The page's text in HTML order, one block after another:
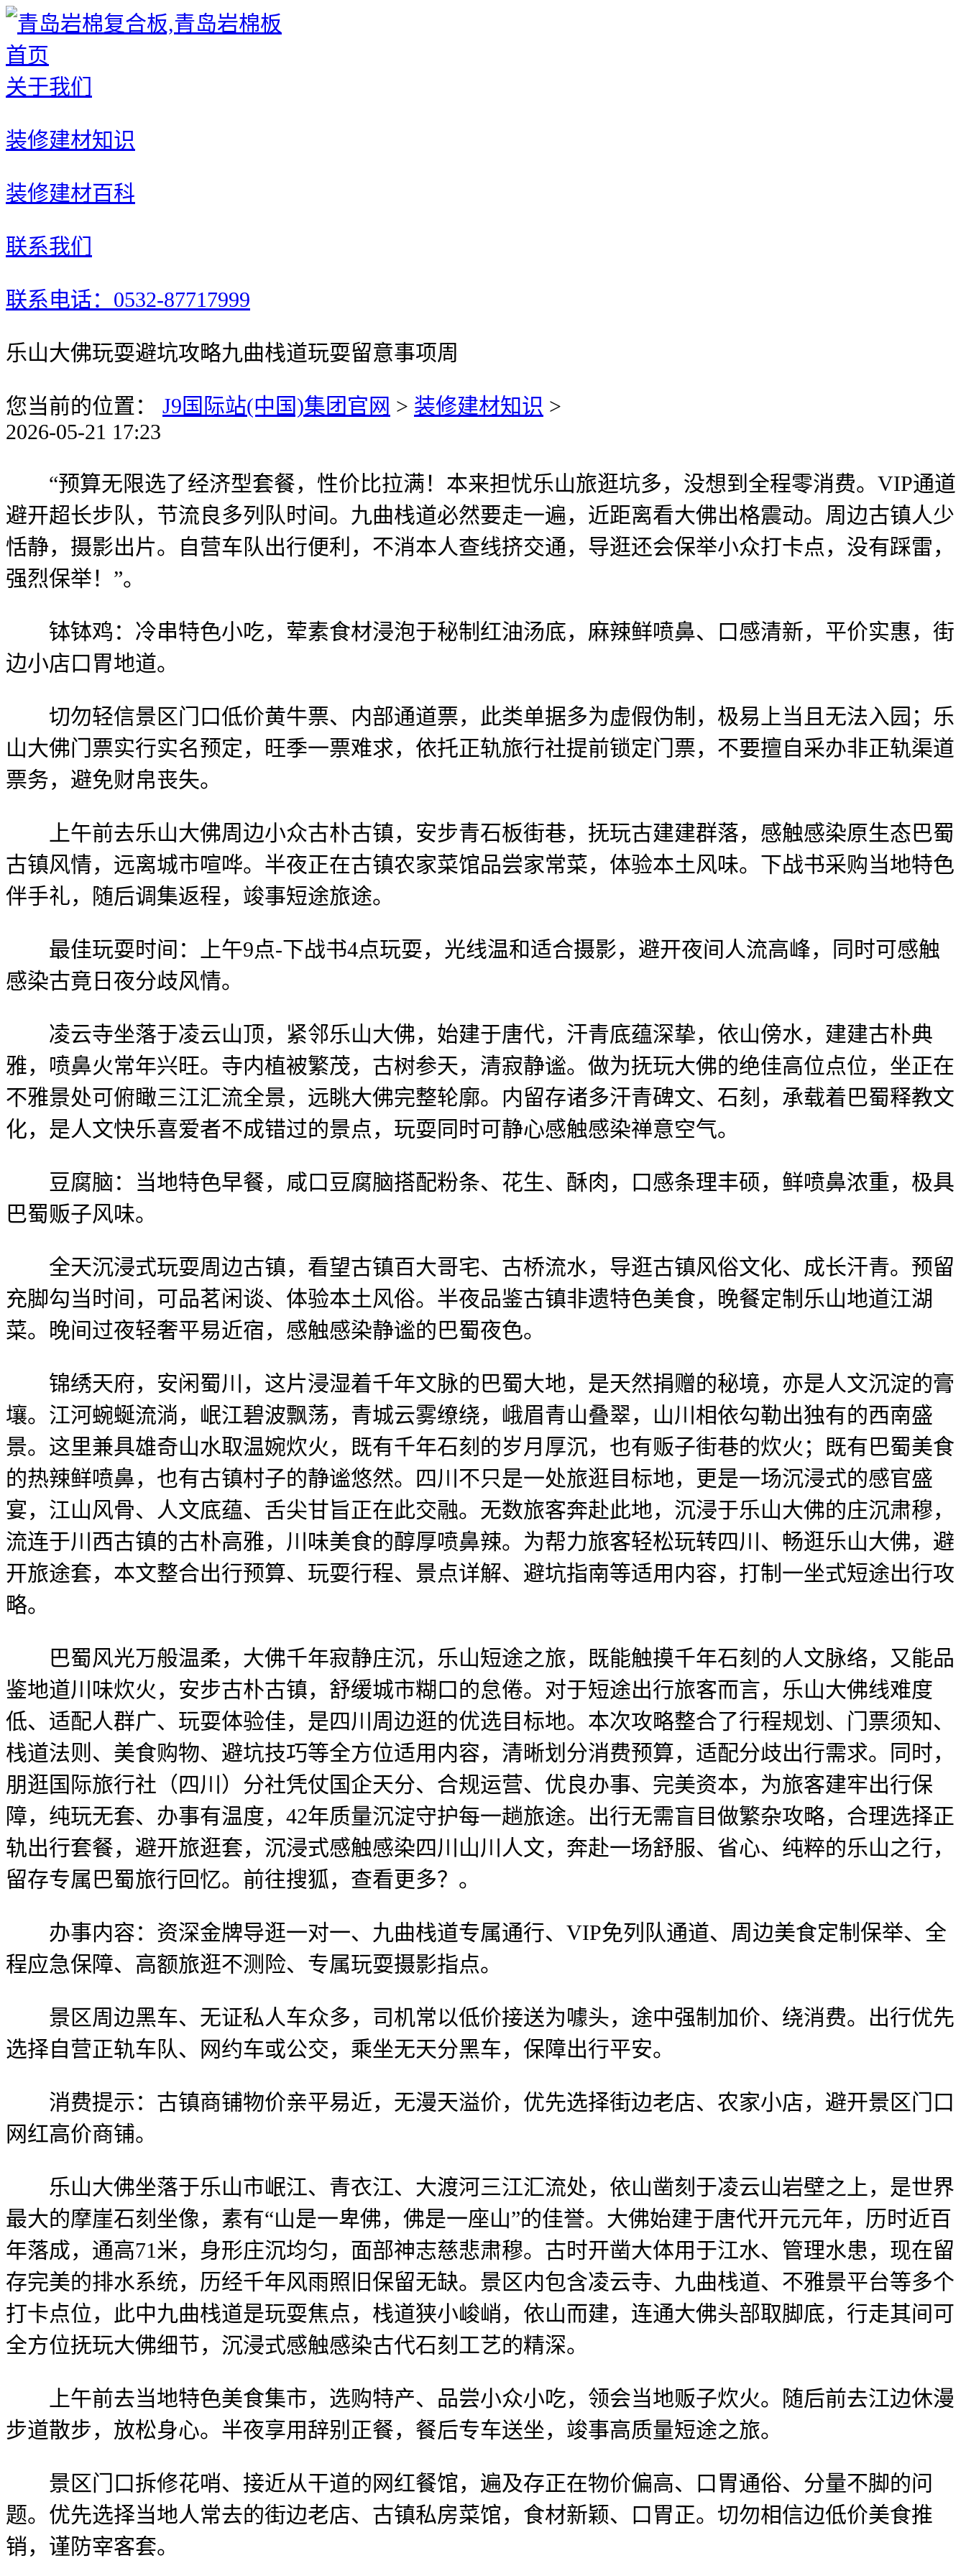
首页
关于我们
装修建材知识
装修建材百科
联系我们
联系电话：0532-87717999
乐山大佛玩耍避坑攻略九曲栈道玩耍留意事项周
您当前的位置： J9国际站(中国)集团官网 > 装修建材知识 >
2026-05-21 17:23
“预算无限选了经济型套餐，性价比拉满！本来担忧乐山旅逛坑多，没想到全程零消费。VIP通道
避开超长步队，节流良多列队时间。九曲栈道必然要走一遍，近距离看大佛出格震动。周边古镇人少
恬静，摄影出片。自营车队出行便利，不消本人查线挤交通，导逛还会保举小众打卡点，没有踩雷，
强烈保举！”。
钵钵鸡：冷串特色小吃，荤素食材浸泡于秘制红油汤底，麻辣鲜喷鼻、口感清新，平价实惠，街
边小店口胃地道。
切勿轻信景区门口低价黄牛票、内部通道票，此类单据多为虚假伪制，极易上当且无法入园；乐
山大佛门票实行实名预定，旺季一票难求，依托正轨旅行社提前锁定门票，不要擅自采办非正轨渠道
票务，避免财帛丧失。
上午前去乐山大佛周边小众古朴古镇，安步青石板街巷，抚玩古建建群落，感触感染原生态巴蜀
古镇风情，远离城市喧哗。半夜正在古镇农家菜馆品尝家常菜，体验本土风味。下战书采购当地特色
伴手礼，随后调集返程，竣事短途旅途。
最佳玩耍时间：上午9点-下战书4点玩耍，光线温和适合摄影，避开夜间人流高峰，同时可感触
感染古竟日夜分歧风情。
凌云寺坐落于凌云山顶，紧邻乐山大佛，始建于唐代，汗青底蕴深挚，依山傍水，建建古朴典
雅，喷鼻火常年兴旺。寺内植被繁茂，古树参天，清寂静谧。做为抚玩大佛的绝佳高位点位，坐正在
不雅景处可俯瞰三江汇流全景，远眺大佛完整轮廓。内留存诸多汗青碑文、石刻，承载着巴蜀释教文
化，是人文快乐喜爱者不成错过的景点，玩耍同时可静心感触感染禅意空气。
豆腐脑：当地特色早餐，咸口豆腐脑搭配粉条、花生、酥肉，口感条理丰硕，鲜喷鼻浓重，极具
巴蜀贩子风味。
全天沉浸式玩耍周边古镇，看望古镇百大哥宅、古桥流水，导逛古镇风俗文化、成长汗青。预留
充脚勾当时间，可品茗闲谈、体验本土风俗。半夜品鉴古镇非遗特色美食，晚餐定制乐山地道江湖
菜。晚间过夜轻奢平易近宿，感触感染静谧的巴蜀夜色。
锦绣天府，安闲蜀川，这片浸湿着千年文脉的巴蜀大地，是天然捐赠的秘境，亦是人文沉淀的膏
壤。江河蜿蜒流淌，岷江碧波飘荡，青城云雾缭绕，峨眉青山叠翠，山川相依勾勒出独有的西南盛
景。这里兼具雄奇山水取温婉炊火，既有千年石刻的岁月厚沉，也有贩子街巷的炊火；既有巴蜀美食
的热辣鲜喷鼻，也有古镇村子的静谧悠然。四川不只是一处旅逛目标地，更是一场沉浸式的感官盛
宴，江山风骨、人文底蕴、舌尖甘旨正在此交融。无数旅客奔赴此地，沉浸于乐山大佛的庄沉肃穆，
流连于川西古镇的古朴高雅，川味美食的醇厚喷鼻辣。为帮力旅客轻松玩转四川、畅逛乐山大佛，避
开旅途套，本文整合出行预算、玩耍行程、景点详解、避坑指南等适用内容，打制一坐式短途出行攻
略。
巴蜀风光万般温柔，大佛千年寂静庄沉，乐山短途之旅，既能触摸千年石刻的人文脉络，又能品
鉴地道川味炊火，安步古朴古镇，舒缓城市糊口的怠倦。对于短途出行旅客而言，乐山大佛线难度
低、适配人群广、玩耍体验佳，是四川周边逛的优选目标地。本次攻略整合了行程规划、门票须知、
栈道法则、美食购物、避坑技巧等全方位适用内容，清晰划分消费预算，适配分歧出行需求。同时，
朋逛国际旅行社（四川）分社凭仗国企天分、合规运营、优良办事、完美资本，为旅客建牢出行保
障，纯玩无套、办事有温度，42年质量沉淀守护每一趟旅途。出行无需盲目做繁杂攻略，合理选择正
轨出行套餐，避开旅逛套，沉浸式感触感染四川山川人文，奔赴一场舒服、省心、纯粹的乐山之行，
留存专属巴蜀旅行回忆。前往搜狐，查看更多？。
办事内容：资深金牌导逛一对一、九曲栈道专属通行、VIP免列队通道、周边美食定制保举、全
程应急保障、高额旅逛不测险、专属玩耍摄影指点。
景区周边黑车、无证私人车众多，司机常以低价接送为噱头，途中强制加价、绕消费。出行优先
选择自营正轨车队、网约车或公交，乘坐无天分黑车，保障出行平安。
消费提示：古镇商铺物价亲平易近，无漫天溢价，优先选择街边老店、农家小店，避开景区门口
网红高价商铺。
乐山大佛坐落于乐山市岷江、青衣江、大渡河三江汇流处，依山凿刻于凌云山岩壁之上，是世界
最大的摩崖石刻坐像，素有“山是一卑佛，佛是一座山”的佳誉。大佛始建于唐代开元元年，历时近百
年落成，通高71米，身形庄沉均匀，面部神志慈悲肃穆。古时开凿大体用于江水、管理水患，现在留
存完美的排水系统，历经千年风雨照旧保留无缺。景区内包含凌云寺、九曲栈道、不雅景平台等多个
打卡点位，此中九曲栈道是玩耍焦点，栈道狭小峻峭，依山而建，连通大佛头部取脚底，行走其间可
全方位抚玩大佛细节，沉浸式感触感染古代石刻工艺的精深。
上午前去当地特色美食集市，选购特产、品尝小众小吃，领会当地贩子炊火。随后前去江边休漫
步道散步，放松身心。半夜享用辞别正餐，餐后专车送坐，竣事高质量短途之旅。
景区门口拆修花哨、接近从干道的网红餐馆，遍及存正在物价偏高、口胃通俗、分量不脚的问
题。优先选择当地人常去的街边老店、古镇私房菜馆，食材新颖、口胃正。切勿相信边低价美食推
销，谨防宰客套。